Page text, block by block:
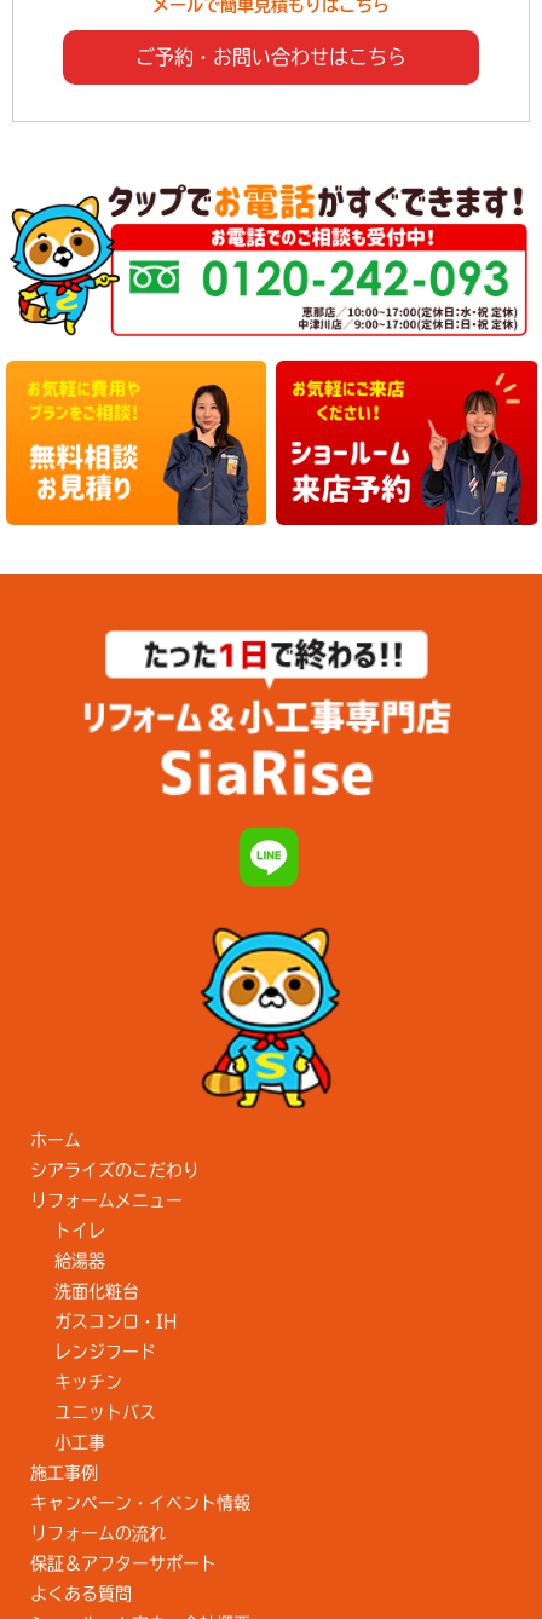
メールで簡単見積もりはこちら
ご予約・お問い合わせはこちら
ホーム
シアライズのこだわり
リフォームメニュー
トイレ
給湯器
洗面化粧台
ガスコンロ・IH
レンジフード
キッチン
ユニットバス
小工事
施工事例
キャンペーン・イベント情報
リフォームの流れ
保証＆アフターサポート
よくある質問